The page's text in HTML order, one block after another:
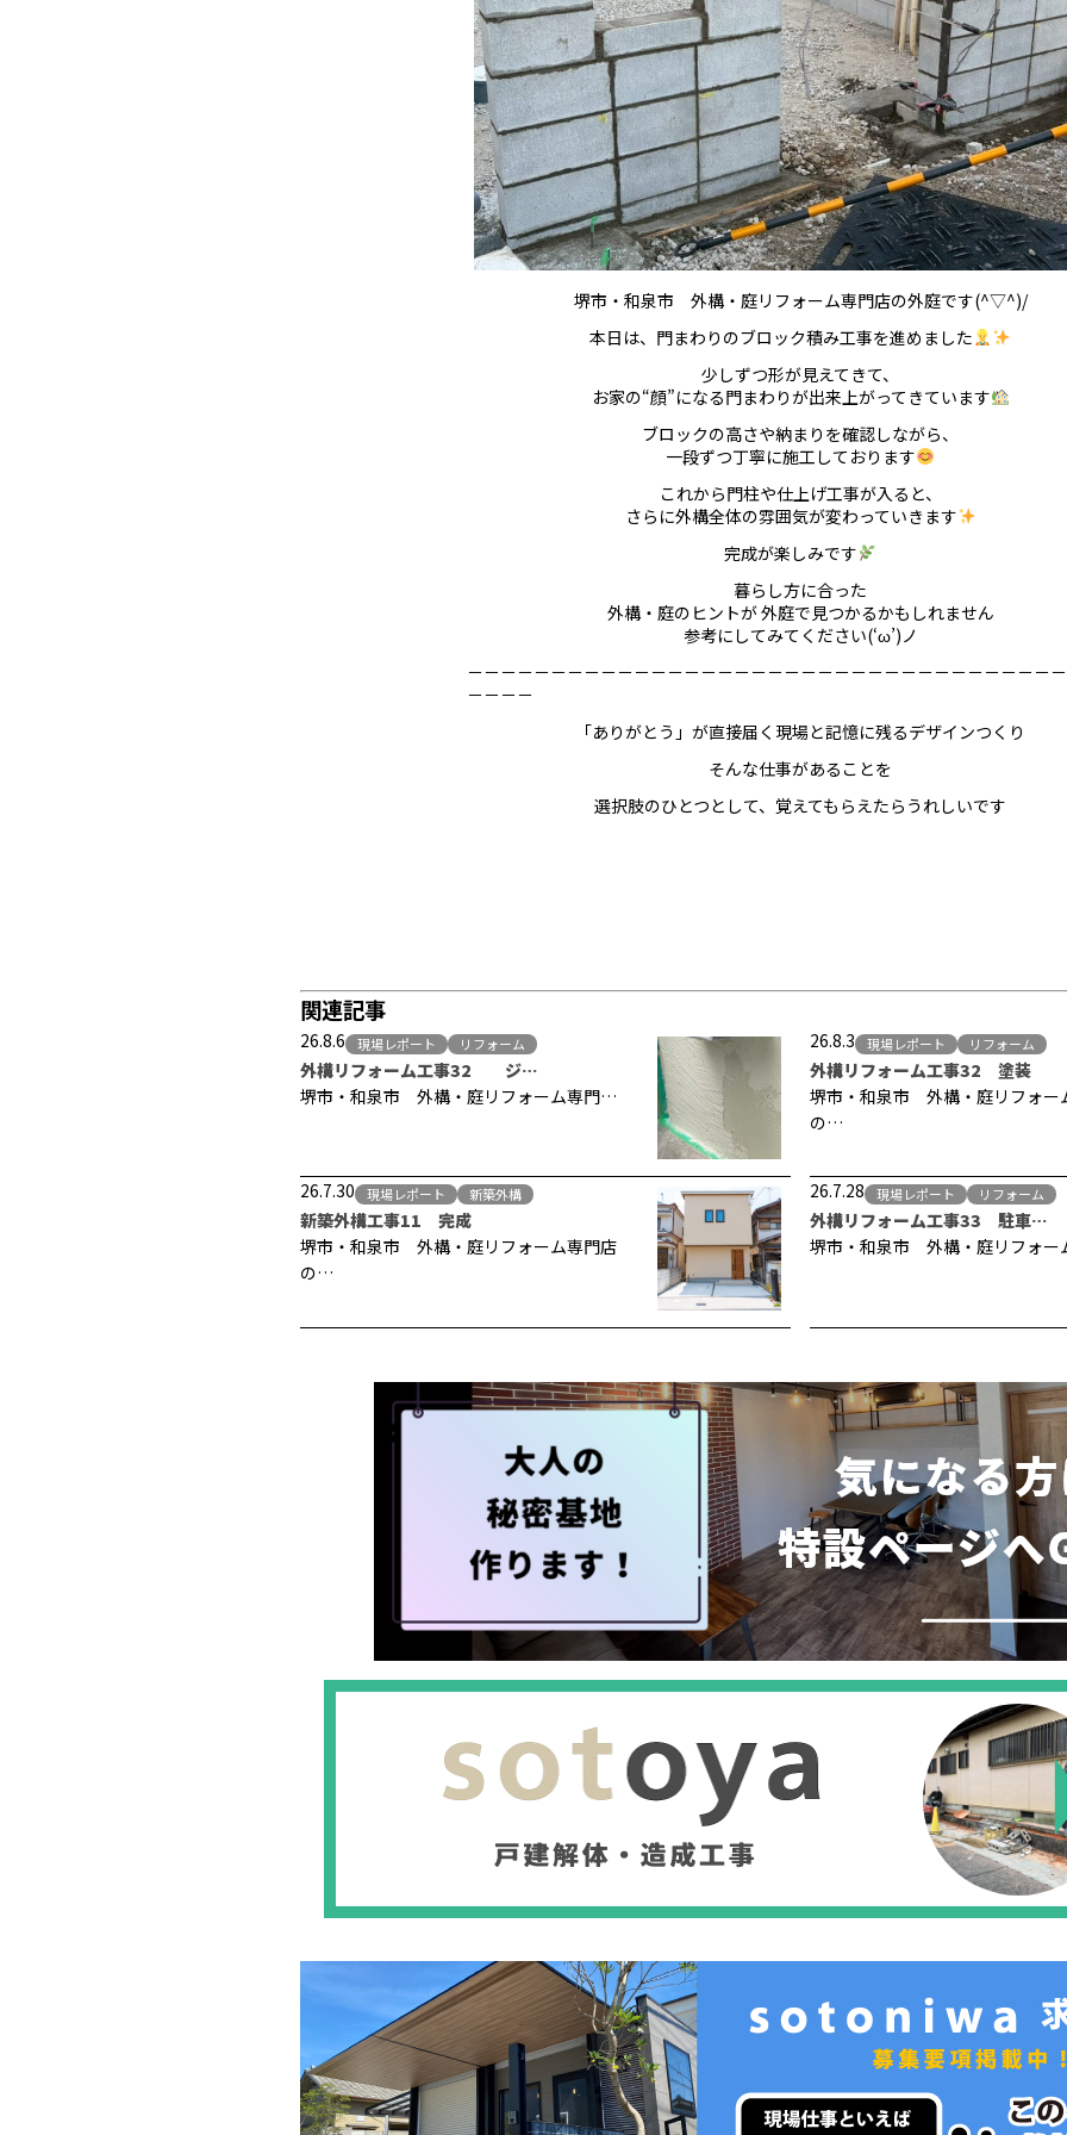
堺市・和泉市 外構・庭リフォーム専門店の外庭です(^▽^)/
本日は、門まわりのブロック積み工事を進めました
少しずつ形が見えてきて、
お家の“顔”になる門まわりが出来上がってきています
ブロックの高さや納まりを確認しながら、
一段ずつ丁寧に施工しております
これから門柱や仕上げ工事が入ると、
さらに外構全体の雰囲気が変わっていきます
完成が楽しみです
暮らし方に合った
外構・庭のヒントが 外庭で見つかるかもしれません
参考にしてみてください(‘ω’)ノ
－－－－－－－－－－－－－－－－－－－－－－－－－－－－－－－－－－－
－－－－
「ありがとう」が直接届く現場と記憶に残るデザインつくり
そんな仕事があることを
選択肢のひとつとして、覚えてもらえたらうれしいです
関連記事
26.8.6 現場レポート リフォーム
外構リフォーム工事32 ジ…
堺市・和泉市 外構・庭リフォーム専門…
26.8.3 現場レポート リフォーム
外構リフォーム工事32 塗装
堺市・和泉市 外構・庭リフォー
の…
26.7.30 現場レポート 新築外構
新築外構工事11 完成
堺市・和泉市 外構・庭リフォーム専門店
の…
26.7.28 現場レポート リフォーム
外構リフォーム工事33 駐車…
堺市・和泉市 外構・庭リフォ